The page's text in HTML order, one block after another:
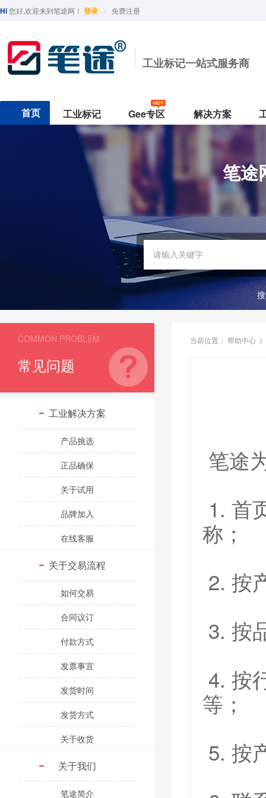
Hi您好,欢迎来到笔途网！ 登录 免费注册
工业标记一站式服务商
首页 工业标记
Hamso/汉升 TOYO/东洋 Deli/得力
Morris / 模丽思 Simbalion/雄狮 ACE/英士
papermate/缤乐美 Prismacolor/培斯玛
DYMOSEM A.shine /爱莎
日本品牌
TAT/旗牌 Sakura/樱花
Snowman/雪人
Pentel/派通
ZIG/吴竹 OLFA/爱利华
欧洲品牌
edding/艾迪
STAEDTLER/施德楼
FIXOLID
SCHNOFRAK/施诺法克
Gee专区
光学/半导体 核电五金工业 实验室
G-330纯黑油性笔 G-1600多色水性笔
G-370低氯
G-16汽车底漆笔
G-3501实验室耐精精
G-3201实验室耐精精(1.0mm)
解决方案
行业分类
半导体/光学
汽车制造
实验室
生物医药
美术绘图
船舶制造
其他行业
耐酒精
耐高温
耐低温
耐油
水溶性
开盖防干
速干
黑
蓝
橙
棕
紫
印油与墨水
工业印台
工业印章
补充墨水
测试墨水
保护与防护
台面保护垫
防护手套
作业手套
Geemarker专题
最新ROHS下载
Geemarker-2020
笔途
COMMON PROBLEM
常见问题
工业解决方案
产品挑选
正品确保
关于试用
品牌加入
在线客服
关于交易流程
如何交易
合同议订
付款方式
发票事宜
发货时间
发货方式
关于收货
关于我们
笔途简介
当前位置： 帮助中心 >
笔途
1. 首
称；
2. 按
3. 按
4. 按
等；
5. 按